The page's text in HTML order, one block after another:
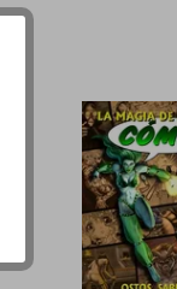
₡ 5.175